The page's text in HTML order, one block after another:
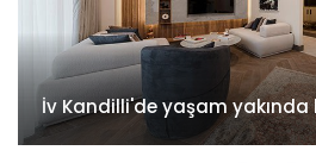
İv Kandilli'de yaşam yakında